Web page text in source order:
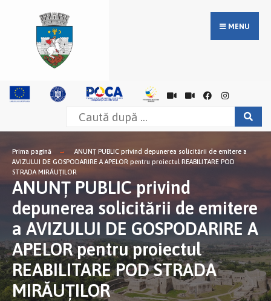
MENU
Prima pagină
ANUNȚ PUBLIC privind depunerea solicitării de emitere a
AVIZULUI DE GOSPODARIRE A APELOR pentru proiectul REABILITARE POD
STRADA MIRĂUȚILOR
ANUNȚ PUBLIC privind
depunerea solicitării de emitere
a AVIZULUI DE GOSPODARIRE A
APELOR pentru proiectul
REABILITARE POD STRADA
MIRĂUȚILOR